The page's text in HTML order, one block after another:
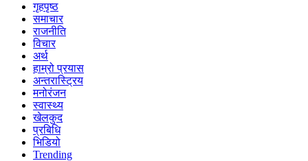
गृहपृष्ठ
समाचार
राजनीति
विचार
अर्थ
हाम्रो प्रयास
अन्तरास्ट्रिय
मनोरंजन
स्वास्थ्य
खेलकुद
प्रबिधि
भिडियो
Trending